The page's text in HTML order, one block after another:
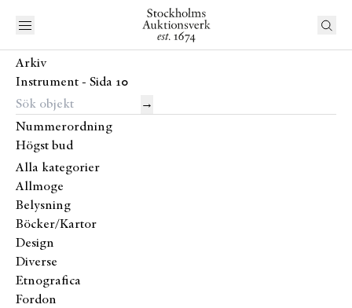
Arkiv
Instrument - Sida 10
→
Nummerordning
Högst bud
Alla kategorier
Allmoge
Belysning
Böcker/Kartor
Design
Diverse
Etnografica
Fordon